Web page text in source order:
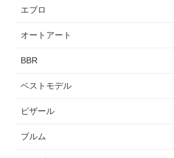
エブロ
オートアート
BBR
ベストモデル
ビザール
ブルム